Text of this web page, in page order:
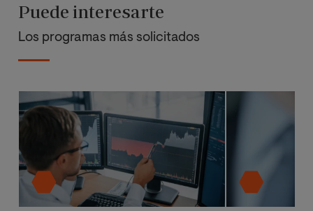
Puede interesarte
Los programas más solicitados